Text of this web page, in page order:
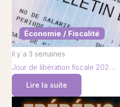
Économie / Fiscalité
il y a 3 semaines
Jour de libération fiscale 202…
Lire la suite